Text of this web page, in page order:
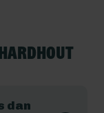
Hardhout
dan